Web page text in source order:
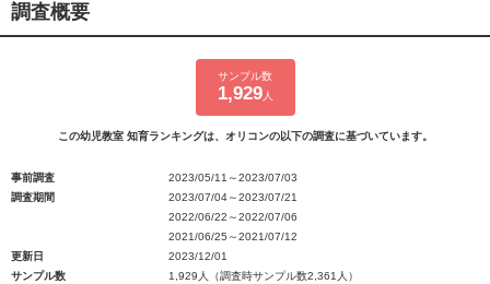
調査概要
サンプル数
1,929人
この幼児教室 知育ランキングは、オリコンの以下の調査に基づいています。
事前調査
2023/05/11～2023/07/03
調査期間
2023/07/04～2023/07/21
2022/06/22～2022/07/06
2021/06/25～2021/07/12
更新日
2023/12/01
サンプル数
1,929人（調査時サンプル数2,361人）